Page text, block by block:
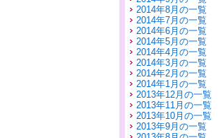
2014年8月の一覧
2014年7月の一覧
2014年6月の一覧
2014年5月の一覧
2014年4月の一覧
2014年3月の一覧
2014年2月の一覧
2014年1月の一覧
2013年12月の一覧
2013年11月の一覧
2013年10月の一覧
2013年9月の一覧